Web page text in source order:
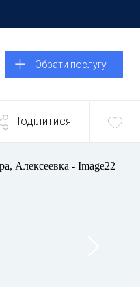
Обрати послугу
Поділитися